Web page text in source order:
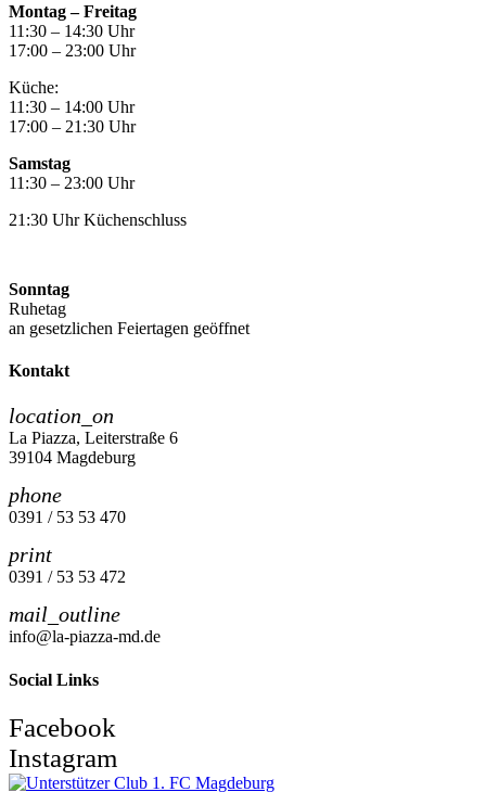
Montag –Freitag
11:30 – 14:30 Uhr
17:00 – 23:00 Uhr
Küche:
11:30 – 14:00 Uhr
17:00 – 21:30 Uhr
Samstag
11:30 – 23:00 Uhr
21:30 Uhr Küchenschluss
Sonntag
Ruhetag
an gesetzlichen Feiertagen geöffnet
Kontakt
location_on
La Piazza, Leiterstraße 6
39104 Magdeburg
phone
0391 / 53 53 470
print
0391 / 53 53 472
mail_outline
info@la-piazza-md.de
Social Links
Facebook
Instagram